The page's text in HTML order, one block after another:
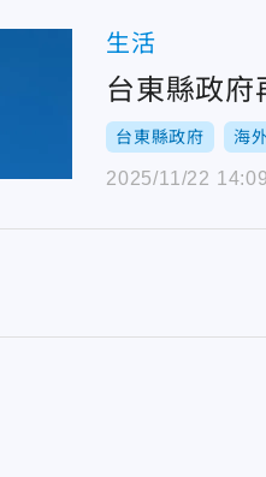
生活
台東縣政
台東縣政府 海
2025/11/22 14:09